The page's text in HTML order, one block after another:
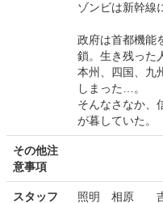
ゾンビは新幹線
政府は首都機能
鎖。生き残った
本州、四国、九
しまった…。
そんなさなか、
が暮していた。
その他注
意事項
スタッフ
照明 相原